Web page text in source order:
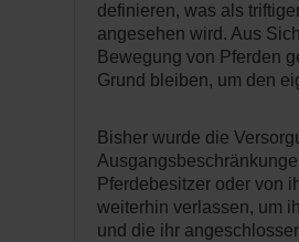
definieren, was als
angesehen wird. Aus
Bewegung von Pferden
Grund bleiben, um den
Bisher wurde die
Pferdebesitzer oder von
weiterhin verlassen, um
und die ihr